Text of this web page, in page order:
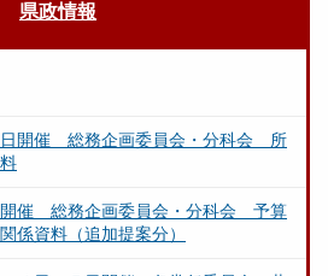
県政情報
日開催 総務企画委員会・分科会 所
開催 総務企画委員会・分科会 予算
係資料（追加提案分）